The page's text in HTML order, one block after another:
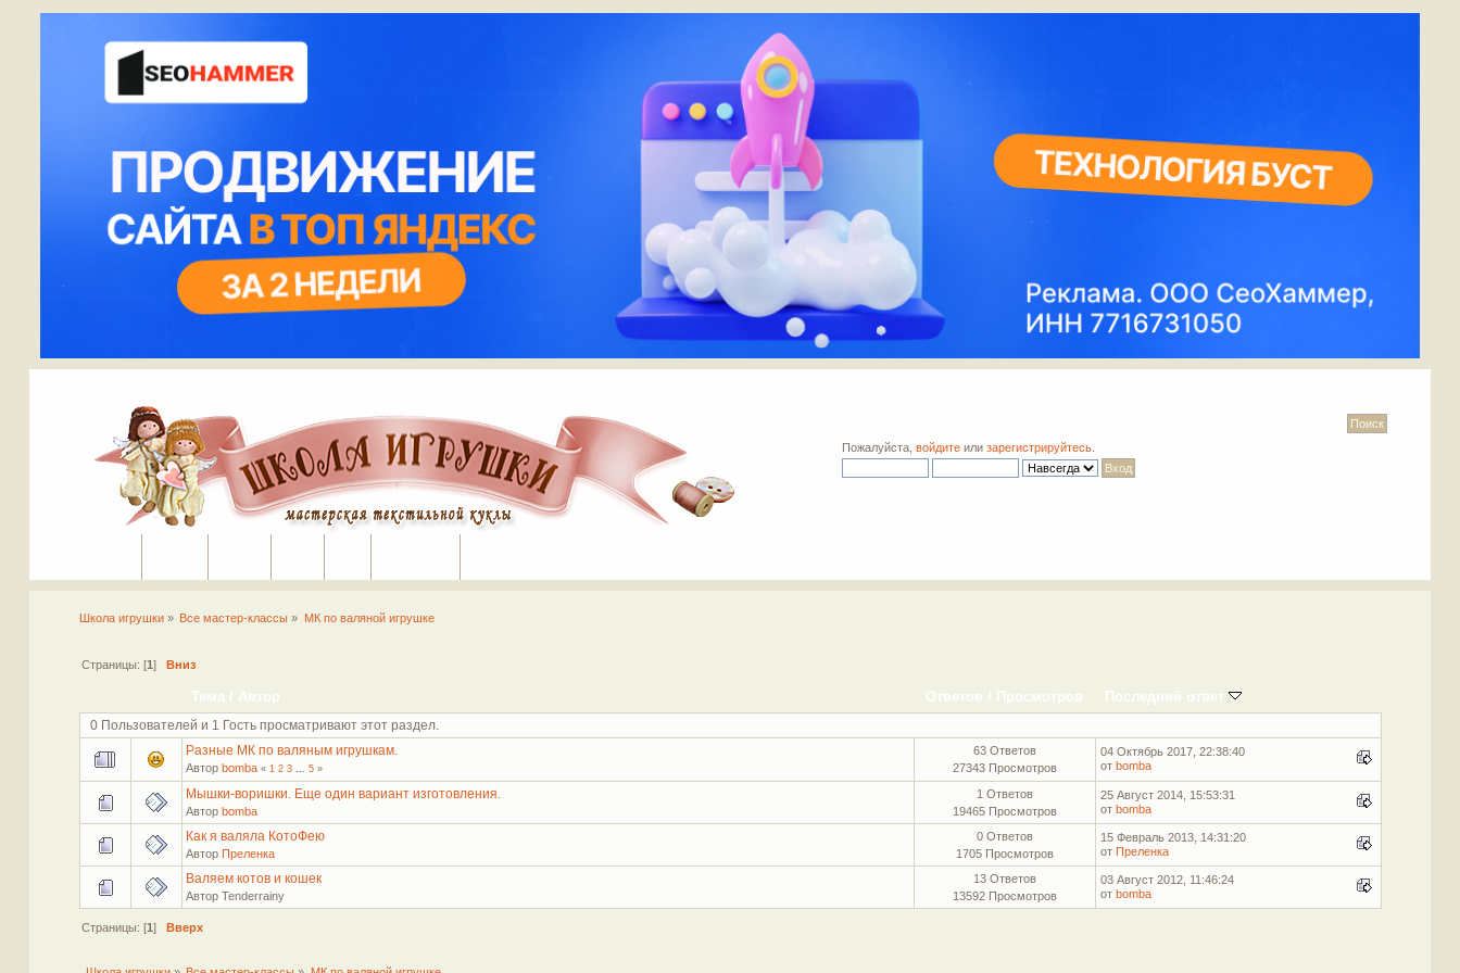
Пожалуйста,войдите илизарегистрируйтесь
Школа игрушки » Все мастер-классы » МК по валяной игрушке
Страницы: [1] Вниз
Тема / Автор Ответов / Просмотров Последний ответ
0 Пользователей и 1 Гость просматривают этот раздел.
Разные МК по валяным игрушкам.
Автор bomba « 1 2 3 ... 5»
63 Ответов
27343 Просмотров
04 Октябрь 2017, 22:38:40
от bomba
Мышки-воришки. Еще один вариант изготовления.
Автор bomba
1 Ответов
19465 Просмотров
25 Август 2014, 15:53:31
от bomba
Как я валяла КотоФею
Автор Преленка
0 Ответов
1705 Просмотров
15 Февраль 2013, 14:31:20
от Преленка
Валяем котов и кошек
Автор Tenderrainy
13 Ответов
13592 Просмотров
03 Август 2012, 11:46:24
от bomba
Страницы: [1] Вверх